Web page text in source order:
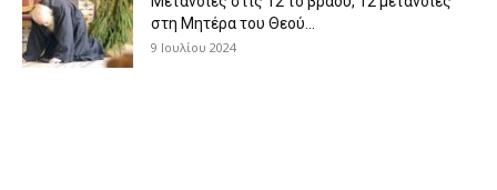
στη Μητέρα του Θεού...
9 Ιουλίου 2024